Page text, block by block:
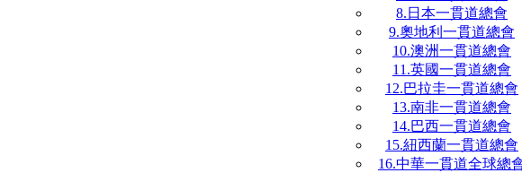
8.日本一貫道總會
9.奧地利一貫道總會
10.澳洲一貫道總會
11.英國一貫道總會
12.巴拉圭一貫道總會
13.南非一貫道總會
14.巴西一貫道總會
15.紐西蘭一貫道總會
16.中華一貫道全球總